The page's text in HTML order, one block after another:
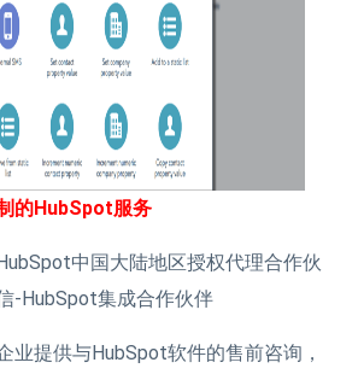
HubSpot服务
中国大陆地区授权代理合作伙
-HubSpot集成合作伙伴
提供与HubSpot软件的售前咨询，